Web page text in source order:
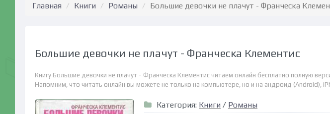
Главная Книги Романы Большие девочки не плачут - Франческа
Большие девочки не плачут - Франческа Клементис
Книгу Большие девочки не плачут - Франческа Клементис читаем онлайн бесплатно полную
Напомним, что читать онлайн вы можете не только на компьютере, но и на андроид (Android),
Категория: Книги / Романы